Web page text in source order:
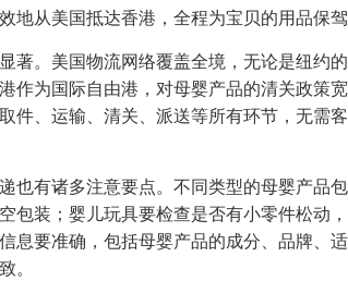
地从美国抵达香港，全程为宝贝的用品保驾
著。美国物流网络覆盖全境，无论是纽约
作为国际自由港，对母婴产品的清关政策
件、运输、清关、派送等所有环节，无需
也有诸多注意要点。不同类型的母婴产品
包装；婴儿玩具要检查是否有小零件松动
息要准确，包括母婴产品的成分、品牌、
。